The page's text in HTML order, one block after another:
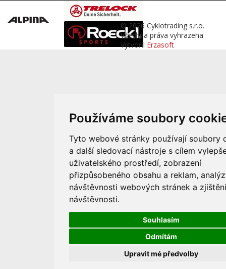
Používáme soubory
Tyto webové stránky používají soubory
a další sledovací nástroje s cílem
uživatelského prostředí, zobrazení
přizpůsobeného obsahu a reklam,
návštěvnosti webových stránek a
návštěvnosti.
Souhlasím
Odmítám
Upravit mé předvolby
© 2026 Cyklotrading s.r.o.
Všechna práva vyhrazena
Vytvořil Erzasoft